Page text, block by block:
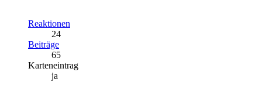
Reaktionen
24
Beiträge
65
Karteneintrag
ja